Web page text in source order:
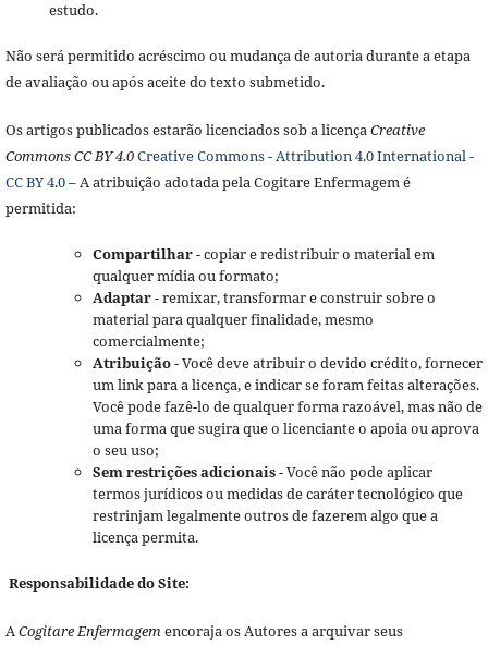
estudo.
Não será permitido acréscimo ou mudança de autoria durante a etapa
de avaliação ou após aceite do texto submetido.
Os artigos publicados estarão licenciados sob a licençaCreative
Commons CC BY 4.0Creative Commons - Attribution 4.0 International -
CC BY 4.0– A atribuição adotada pela Cogitare Enfermagem é
permitida:
Compartilhar- copiar e redistribuir o material em
qualquer mídia ou formato;
Adaptar- remixar, transformar e construir sobre o
material para qualquer finalidade, mesmo
comercialmente;
Atribuição- Você deve atribuir o devido crédito, fornecer
um link para a licença, e indicar se foram feitas alterações.
Você pode fazê-lo de qualquer forma razoável, mas não de
uma forma que sugira que o licenciante o apoia ou aprova
o seu uso;
Sem restrições adicionais- Você não pode aplicar
termos jurídicos ou medidas de caráter tecnológico que
restrinjam legalmente outros de fazerem algo que a
licença permita.
Responsabilidade do Site:
ACogitare Enfermagemencoraja os Autores a arquivar seus